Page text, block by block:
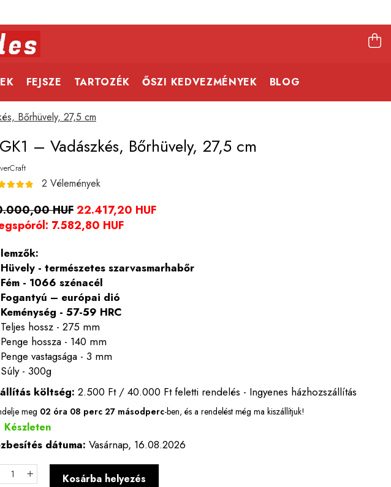
FEJSZE TARTOZÉK ŐSZI KEDVEZMÉNYEK BLOG
Bőrhüvely, 27,5 cm
– Vadászkés, Bőrhüvely, 27,5 cm
2 Vélemények
HUF22.417,20 HUF
7.582,80 HUF
Hüvely - természetes szarvasmarhabőr
Fém - 1066 szénacél
Fogantyú – európai dió
Keménység - 57-59 HRC
Teljes hossz - 275 mm
Penge hossza - 140 mm
Penge vastagsága - 3 mm
Súly - 300g
költség: 2.500 Ft / 40.000 Ft feletti rendelés - Ingyenes házhozszállítás
meg 02 óra 08 perc 26 másodperc-ben, és a rendelést még ma kiszállítjuk!
Készleten
dátuma: Vasárnap, 16.08.2026
Kosárba helyezés